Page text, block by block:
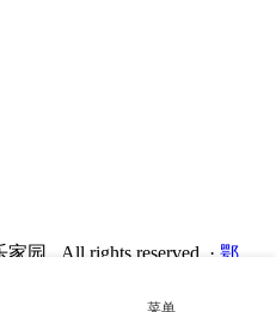
园 . All rights reserved. · 鄂
菜单